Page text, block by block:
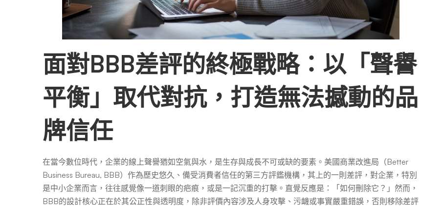
價
淹
沒
負
面
聲
面對BBB差評的終極戰略：以「聲譽
平衡」取代對抗，打造無法撼動的品
牌信任
在當今數位時代，企業的線上聲譽猶如空氣與水，是生存與成長不可或缺的要素。美國商業改進局（Better
Business Bureau, BBB）作為歷史悠久、備受消費者信任的第三方評鑑機構，其上的一則差評，對企業，特別
是中小企業而言，往往感覺像一道刺眼的疤痕，或是一記沉重的打擊。直覺反應是：「如何刪除它？」然而，
BBB的設計核心正在於其公正性與透明度，除非評價內容涉及人身攻擊、污衊或事實嚴重錯誤，否則移除差評